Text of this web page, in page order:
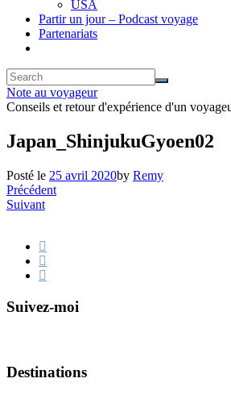
USA
Partir un jour – Podcast voyage
Partenariats
Note au voyageur
Conseils et retour d'expérience d'un
Japan_ShinjukuGyoen02
Posté le 25 avril 2020by Remy
Précédent
Suivant
Suivez-moi
Destinations